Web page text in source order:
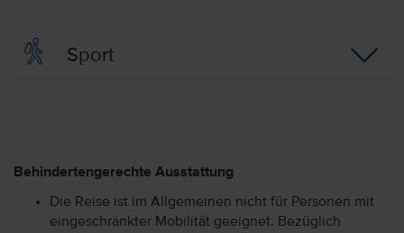
Sport
Behindertengerechte Ausstattung
Die Reise ist im Allgemeinen nicht für Personen mit
eingeschränkter Mobilität geeignet. Bezüglich